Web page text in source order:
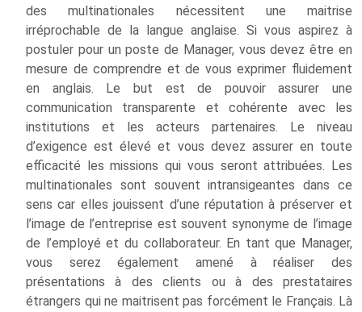
des multinationales nécessitent une maitrise
irréprochable de la langue anglaise. Si vous aspirez à
postuler pour un poste de Manager, vous devez être en
mesure de comprendre et de vous exprimer fluidement
en anglais. Le but est de pouvoir assurer une
communication transparente et cohérente avec les
institutions et les acteurs partenaires. Le niveau
d’exigence est élevé et vous devez assurer en toute
efficacité les missions qui vous seront attribuées. Les
multinationales sont souvent intransigeantes dans ce
sens car elles jouissent d’une réputation à préserver et
l’image de l’entreprise est souvent synonyme de l’image
de l’employé et du collaborateur. En tant que Manager,
vous serez également amené à réaliser des
présentations à des clients ou à des prestataires
étrangers qui ne maitrisent pas forcément le Français. Là